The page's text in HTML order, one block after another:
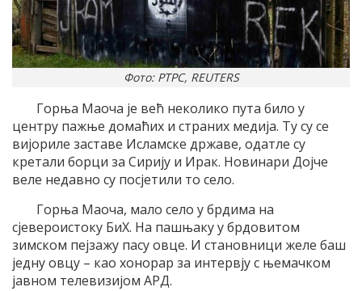
Фото: РТРС, REUTERS
Горња Маоча је већ неколико пута било у
центру пажње домаћих и страних медија. Ту су се
вијориле заставе Исламске државе, одатле су
кретали борци за Сирију и Ирак. Новинари Дојче
веле недавно су посјетили то село.
Горња Маоча, мало село у брдима на
сјевероистоку БиХ. На пашњаку у брдовитом
зимском пејзажу пасу овце. И становници желе баш
једну овцу – као хонорар за интервју с њемачком
јавном телевизијом АРД.